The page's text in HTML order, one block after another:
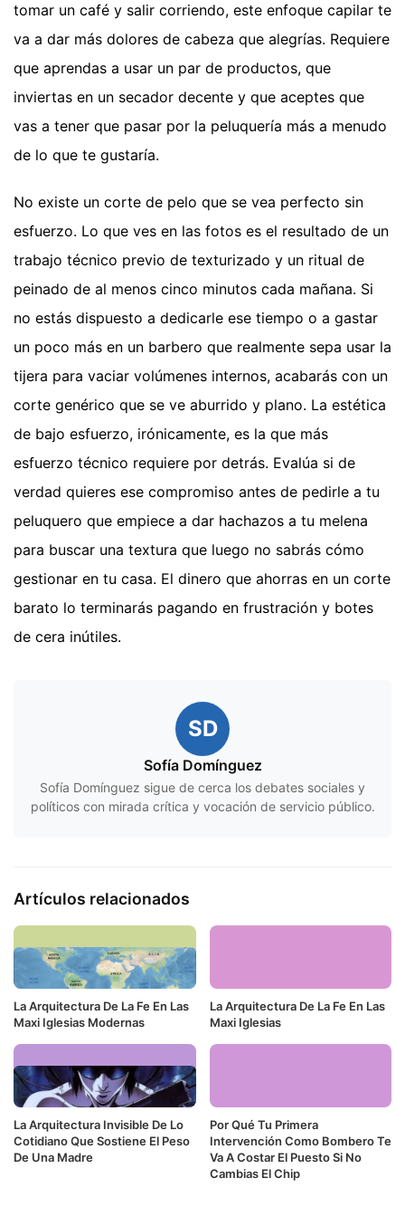
tomar un café y salir corriendo, este enfoque capilar te
va a dar más dolores de cabeza que alegrías. Requiere
que aprendas a usar un par de productos, que
inviertas en un secador decente y que aceptes que
vas a tener que pasar por la peluquería más a menudo
de lo que te gustaría.
No existe un corte de pelo que se vea perfecto sin
esfuerzo. Lo que ves en las fotos es el resultado de un
trabajo técnico previo de texturizado y un ritual de
peinado de al menos cinco minutos cada mañana. Si
no estás dispuesto a dedicarle ese tiempo o a gastar
un poco más en un barbero que realmente sepa usar la
tijera para vaciar volúmenes internos, acabarás con un
corte genérico que se ve aburrido y plano. La estética
de bajo esfuerzo, irónicamente, es la que más
esfuerzo técnico requiere por detrás. Evalúa si de
verdad quieres ese compromiso antes de pedirle a tu
peluquero que empiece a dar hachazos a tu melena
para buscar una textura que luego no sabrás cómo
gestionar en tu casa. El dinero que ahorras en un corte
barato lo terminarás pagando en frustración y botes
de cera inútiles.
SD
Sofía Domínguez
Sofía Domínguez sigue de cerca los debates sociales y
políticos con mirada crítica y vocación de servicio público.
Artículos relacionados
La Arquitectura De La Fe En Las
Maxi Iglesias Modernas
La Arquitectura De La Fe En Las
Maxi Iglesias
La Arquitectura Invisible De Lo
Cotidiano Que Sostiene El Peso
De Una Madre
Por Qué Tu Primera
Intervención Como Bombero Te
Va A Costar El Puesto Si No
Cambias El Chip